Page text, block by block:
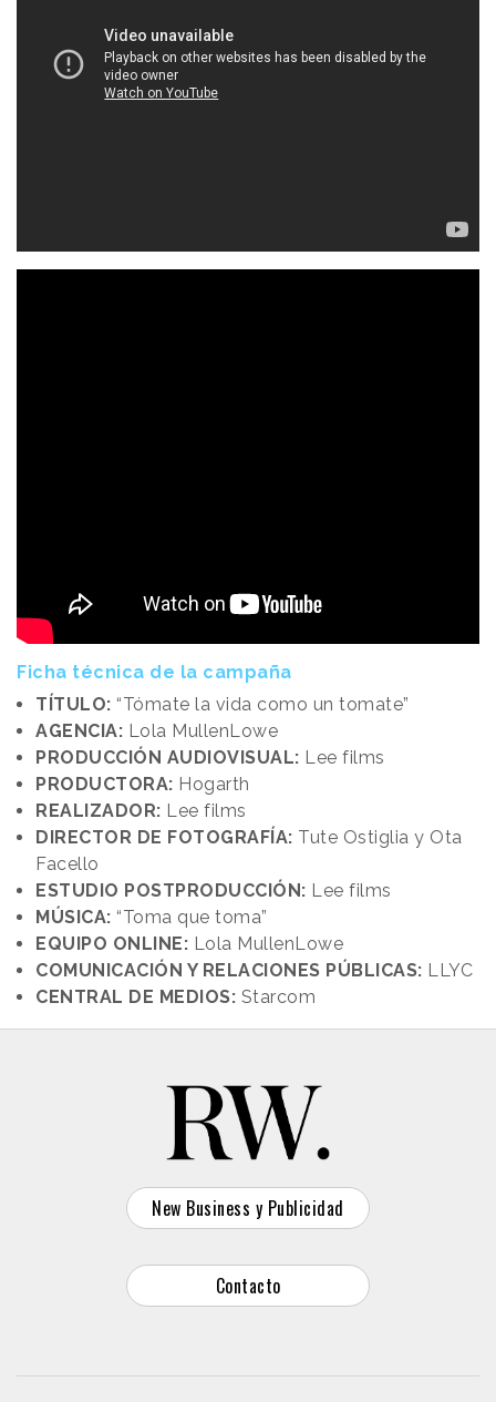
Ficha técnica de la campaña
TÍTULO: “Tómate la vida como un tomate”
AGENCIA: Lola MullenLowe
PRODUCCIÓN AUDIOVISUAL: Lee films
PRODUCTORA: Hogarth
REALIZADOR: Lee films
DIRECTOR DE FOTOGRAFÍA: Tute Ostiglia y Ota
Facello
ESTUDIO POSTPRODUCCIÓN: Lee films
MÚSICA: “Toma que toma”
EQUIPO ONLINE: Lola MullenLowe
COMUNICACIÓN Y RELACIONES PÚBLICAS: LLYC
CENTRAL DE MEDIOS: Starcom
New Business y Publicidad
Contacto